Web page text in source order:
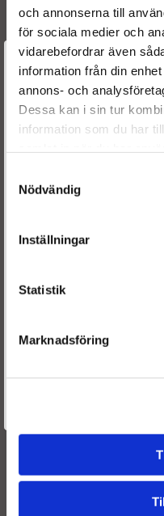
och annonserna till
för sociala medier och
vidarebefordrar även
information från din
annons- och
Dessa kan i sin tur
information som du har
Nödvändig
Inställningar
Statistik
Marknadsföring
0986441518BOSCH
0414720307BOSCH
0414720313BOSCH
0414720363BOSCH
038130073BNSEAT
038130073BL SEAT
038130073BN SKODA
OE numbers
038 130 073 BN
038 130 073 BN
038 130 079 TX
Leveranstid:
Leveranstiden normalt
För att förbättra din
välja
Välkommen tillbaka!
Givetvis går det